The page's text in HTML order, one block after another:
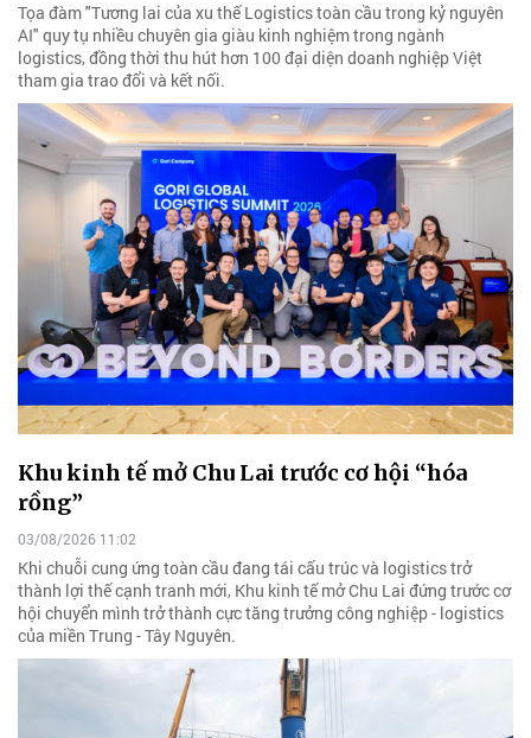
Tọa đàm "Tương lai của xu thế Logistics toàn cầu trong kỷ nguyên
AI" quy tụ nhiều chuyên gia giàu kinh nghiệm trong ngành
logistics, đồng thời thu hút hơn 100 đại diện doanh nghiệp Việt
tham gia trao đổi và kết nối.
Khu kinh tế mở Chu Lai trước cơ hội “hóa
rồng”
03/08/2026 11:02
Khi chuỗi cung ứng toàn cầu đang tái cấu trúc và logistics trở
thành lợi thế cạnh tranh mới, Khu kinh tế mở Chu Lai đứng trước cơ
hội chuyển mình trở thành cực tăng trưởng công nghiệp - logistics
của miền Trung - Tây Nguyên.